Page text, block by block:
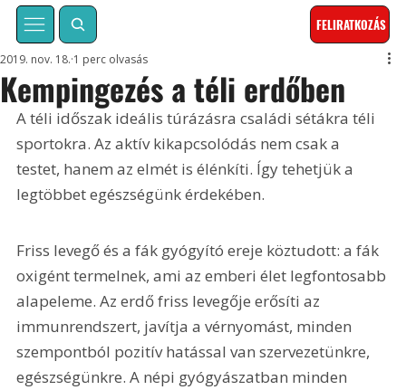
FELIRATKOZÁS
Kempingezés a téli erdőben
2019. nov. 18. 1 perc olvasás
A téli időszak ideális túrázásra családi sétákra téli
sportokra. Az aktív kikapcsolódás nem csak a
testet, hanem az elmét is élénkíti. Így tehetjük a
legtöbbet egészségünk érdekében.
Friss levegő és a fák gyógyító ereje köztudott: a fák
oxigént termelnek, ami az emberi élet legfontosabb
alapeleme. Az erdő friss levegője erősíti az
immunrendszert, javítja a vérnyomást, minden
szempontból pozitív hatással van szervezetünkre,
egészségünkre. A népi gyógyászatban minden